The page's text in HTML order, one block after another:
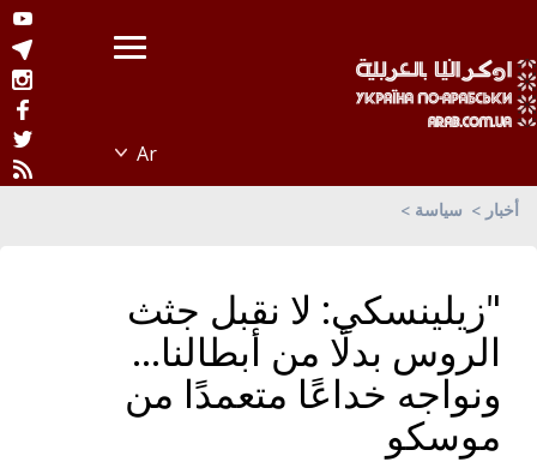
أخبار سياسة
"زيلينسكي: لا نقبل جثث
الروس بدلًا من أبطالنا…
ونواجه خداعًا متعمدًا من
موسكو